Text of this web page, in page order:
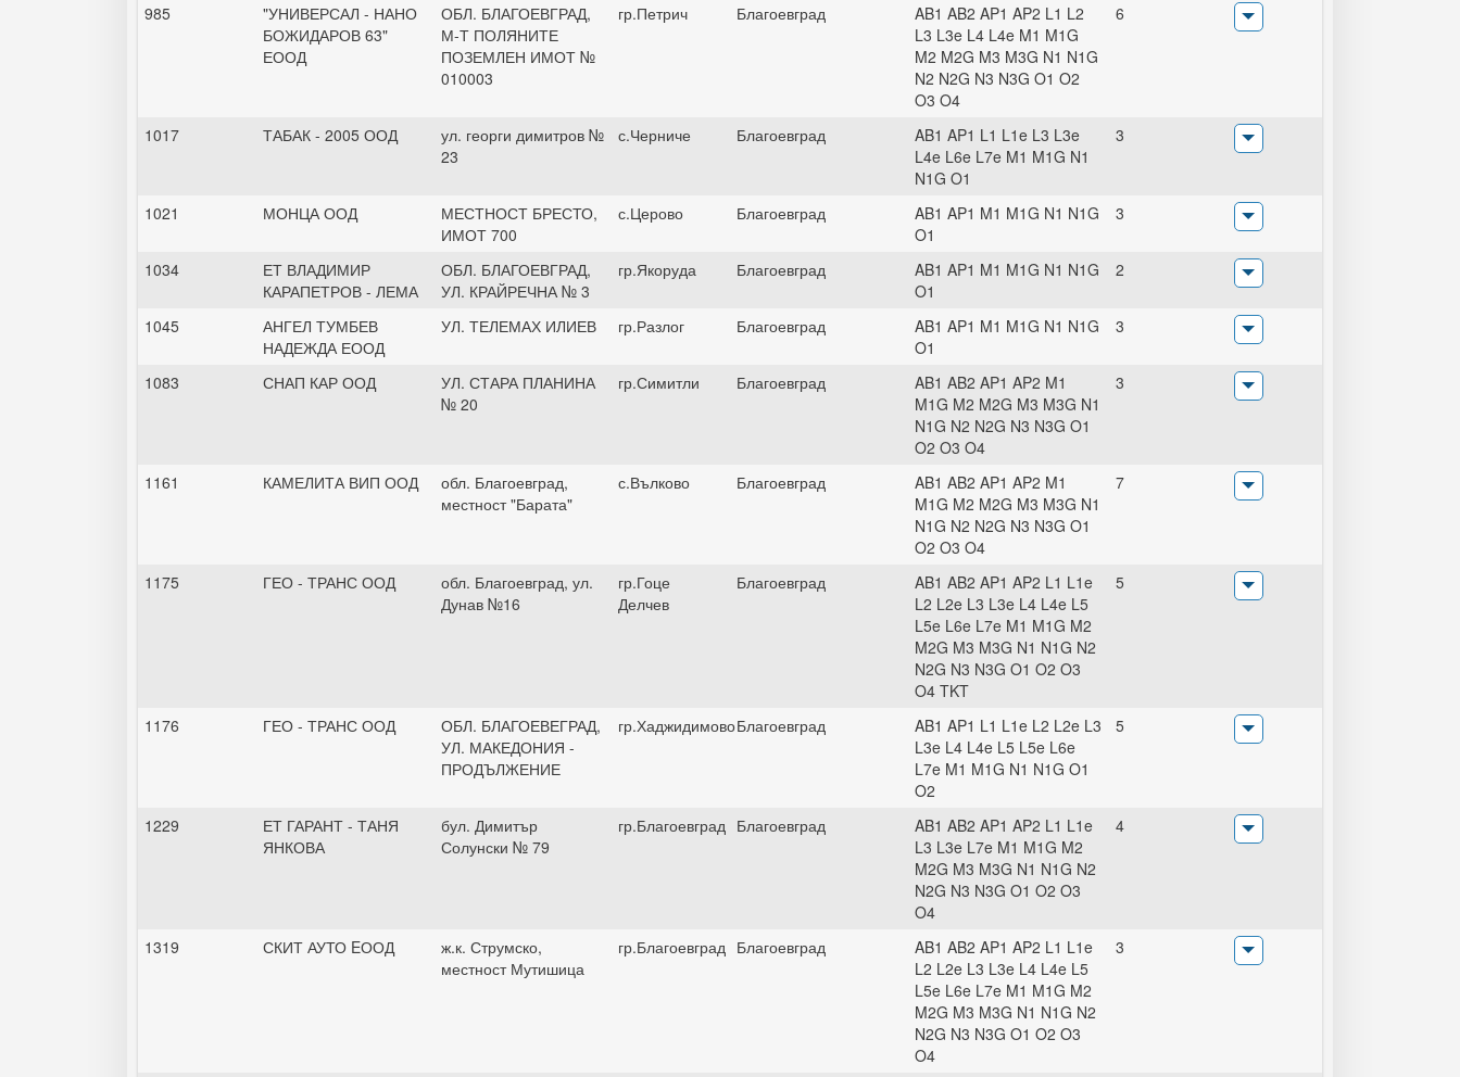
985
"УНИВЕРСАЛ - НАНО
БОЖИДАРОВ 63"
ЕООД
ОБЛ. БЛАГОЕВГРАД,
М-Т ПОЛЯНИТЕ
ПОЗЕМЛЕН ИМОТ №
010003
гр.Петрич Благоевград
AB1 AB2 AP1 AP2 L1 L2
L3 L3e L4 L4e M1 M1G
M2 M2G M3 M3G N1 N1G
N2 N2G N3 N3G O1 O2
O3 O4
6
1017 ТАБАК - 2005 ООД
ул. георги димитров №
23
с.Черниче Благоевград
AB1 AP1 L1 L1e L3 L3e
L4e L6e L7e M1 M1G N1
N1G O1
3
1021 МОНЦА ООД
МЕСТНОСТ БРЕСТО,
ИМОТ 700
с.Церово Благоевград
AB1 AP1 M1 M1G N1 N1G
O1
3
1034
ЕТ ВЛАДИМИР
КАРАПЕТРОВ - ЛЕМА
ОБЛ. БЛАГОЕВГРАД,
УЛ. КРАЙРЕЧНА № 3
гр.Якоруда Благоевград
AB1 AP1 M1 M1G N1 N1G
O1
2
1045
АНГЕЛ ТУМБЕВ
НАДЕЖДА ЕООД
УЛ. ТЕЛЕМАХ ИЛИЕВ гр.Разлог Благоевград
AB1 AP1 M1 M1G N1 N1G
O1
3
1083 СНАП КАР ООД
УЛ. СТАРА ПЛАНИНА
№ 20
гр.Симитли Благоевград
AB1 AB2 AP1 AP2 M1
M1G M2 M2G M3 M3G N1
N1G N2 N2G N3 N3G O1
O2 O3 O4
3
1161 КАМЕЛИТА ВИП ООД
обл. Благоевград,
местност "Барата"
с.Вълково Благоевград
AB1 AB2 AP1 AP2 M1
M1G M2 M2G M3 M3G N1
N1G N2 N2G N3 N3G O1
O2 O3 O4
7
1175 ГЕО - ТРАНС ООД
обл. Благоевград, ул.
Дунав №16
гр.Гоце
Делчев
Благоевград
AB1 AB2 AP1 AP2 L1 L1e
L2 L2e L3 L3e L4 L4e L5
L5e L6e L7e M1 M1G M2
M2G M3 M3G N1 N1G N2
N2G N3 N3G O1 O2 O3
O4 TKT
5
1176 ГЕО - ТРАНС ООД
ОБЛ. БЛАГОЕВЕГРАД,
УЛ. МАКЕДОНИЯ -
ПРОДЪЛЖЕНИЕ
гр.ХаджидимовоБлагоевград
AB1 AP1 L1 L1e L2 L2e L3
L3e L4 L4e L5 L5e L6e
L7e M1 M1G N1 N1G O1
O2
5
1229
ЕТ ГАРАНТ - ТАНЯ
ЯНКОВА
бул. Димитър
Солунски № 79
гр.Благоевград Благоевград
AB1 AB2 AP1 AP2 L1 L1e
L3 L3e L7e M1 M1G M2
M2G M3 M3G N1 N1G N2
N2G N3 N3G O1 O2 O3
O4
4
1319 СКИТ АУТО EООД
ж.к. Струмско,
местност Мутишица
гр.Благоевград Благоевград
AB1 AB2 AP1 AP2 L1 L1e
L2 L2e L3 L3e L4 L4e L5
L5e L6e L7e M1 M1G M2
M2G M3 M3G N1 N1G N2
N2G N3 N3G O1 O2 O3
O4
3